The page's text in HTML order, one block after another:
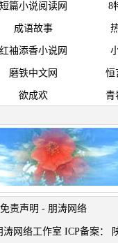
短篇小说阅读网 8
成语故事
红袖添香小说网
磨铁中文网 恒
欲成欢
青
免责声明 - 朋涛网络
网络工作室 ICP备案：